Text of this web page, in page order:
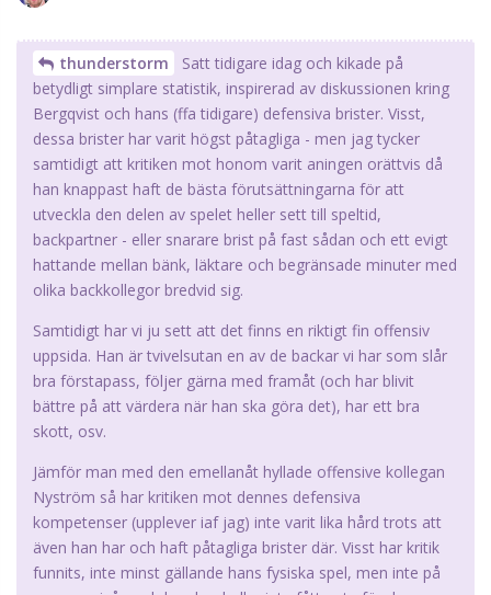
thunderstorm
Satt tidigare idag och kikade på
betydligt simplare statistik, inspirerad av diskussionen kring
Bergqvist och hans (ffa tidigare) defensiva brister. Visst,
dessa brister har varit högst påtagliga - men jag tycker
samtidigt att kritiken mot honom varit aningen orättvis då
han knappast haft de bästa förutsättningarna för att
utveckla den delen av spelet heller sett till speltid,
backpartner - eller snarare brist på fast sådan och ett evigt
hattande mellan bänk, läktare och begränsade minuter med
olika backkollegor bredvid sig.
Samtidigt har vi ju sett att det finns en riktigt fin offensiv
uppsida. Han är tvivelsutan en av de backar vi har som slår
bra förstapass, följer gärna med framåt (och har blivit
bättre på att värdera när han ska göra det), har ett bra
skott, osv.
Jämför man med den emellanåt hyllade offensive kollegan
Nyström så har kritiken mot dennes defensiva
kompetenser (upplever iaf jag) inte varit lika hård trots att
även han har och haft påtagliga brister där. Visst har kritik
funnits, inte minst gällande hans fysiska spel, men inte på